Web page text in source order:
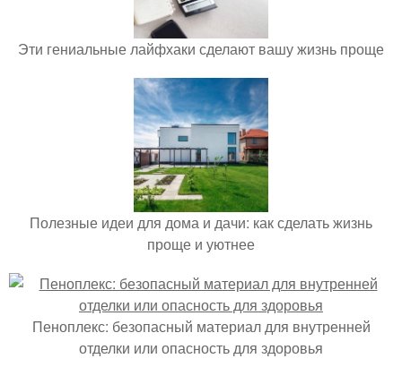
Эти гениальные лайфхаки сделают вашу жизнь проще
Полезные идеи для дома и дачи: как сделать жизнь
проще и уютнее
Пеноплекс: безопасный материал для внутренней
отделки или опасность для здоровья